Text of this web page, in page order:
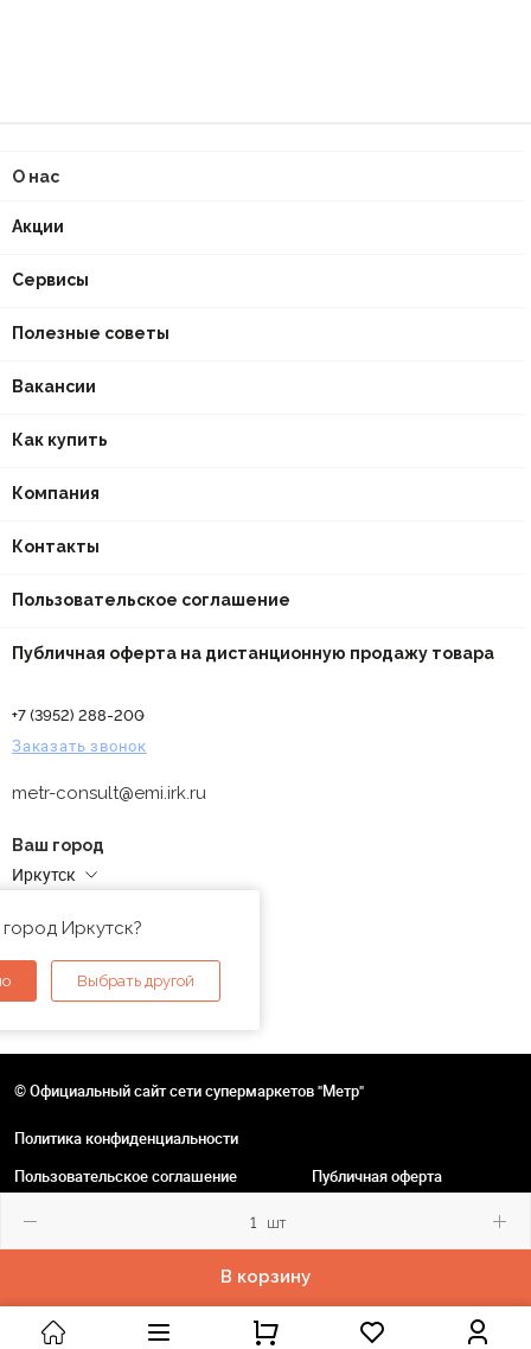
шт
В корзину
О нас
Акции
Сервисы
Полезные советы
Вакансии
Как купить
Компания
Контакты
Пользовательское соглашение
Публичная оферта на дистанционную продажу товара
+7 (3952) 288-200
Заказать звонок
metr-consult@emi.irk.ru
Ваш город
Иркутск
Иркутск?
Выбрать другой
© Официальный сайт сети супермаркетов "Метр"
Политика конфиденциальности
Пользовательское соглашение
Публичная оферта